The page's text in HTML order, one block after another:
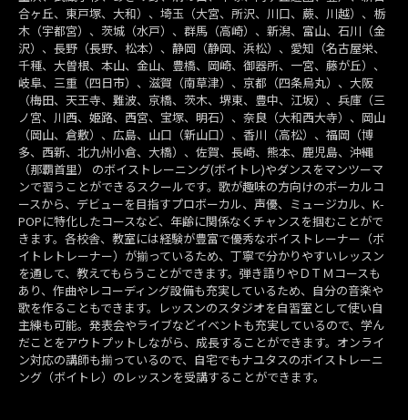
合ヶ丘、東戸塚、大和）、埼玉（大宮、所沢、川口、蕨、川越）、栃
木（宇都宮）、茨城（水戸）、群馬（高崎）、新潟、富山、石川（金
沢）、長野（長野、松本）、静岡（静岡、浜松）、愛知（名古屋栄、
千種、大曽根、本山、金山、豊橋、岡崎、御器所、一宮、藤が丘）、
岐阜、三重（四日市）、滋賀（南草津）、京都（四条烏丸）、大阪
（梅田、天王寺、難波、京橋、茨木、堺東、豊中、江坂）、兵庫（三
ノ宮、川西、姫路、西宮、宝塚、明石）、奈良（大和西大寺）、岡山
（岡山、倉敷）、広島、山口（新山口）、香川（高松）、福岡（博
多、西新、北九州小倉、大橋）、佐賀、長崎、熊本、鹿児島、沖縄
（那覇首里） のボイストレーニング(ボイトレ)やダンスをマンツーマ
ンで習うことができるスクールです。歌が趣味の方向けのボーカルコ
ースから、デビューを目指すプロボーカル、声優、ミュージカル、K-
POPに特化したコースなど、年齢に関係なくチャンスを掴むことがで
きます。各校舎、教室には経験が豊富で優秀なボイストレーナー（ボ
イトレトレーナー）が揃っているため、丁寧で分かりやすいレッスン
を通して、教えてもらうことができます。弾き語りやＤＴＭコースも
あり、作曲やレコーディング設備も充実しているため、自分の音楽や
歌を作ることもできます。レッスンのスタジオを自習室として使い自
主練も可能。発表会やライブなどイベントも充実しているので、学ん
だことをアウトプットしながら、成長することができます。オンライ
ン対応の講師も揃っているので、自宅でもナユタスのボイストレーニ
ング（ボイトレ）のレッスンを受講することができます。